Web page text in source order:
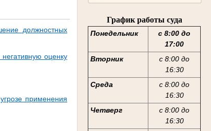
График работы суда
Понедельник
с 8:00 до
17:00
Вторник
с 8:00 до
16:30
Среда
с 8:00 до
16:30
Четверг
с 8:00 до
16:30
должностных
оценку
применения